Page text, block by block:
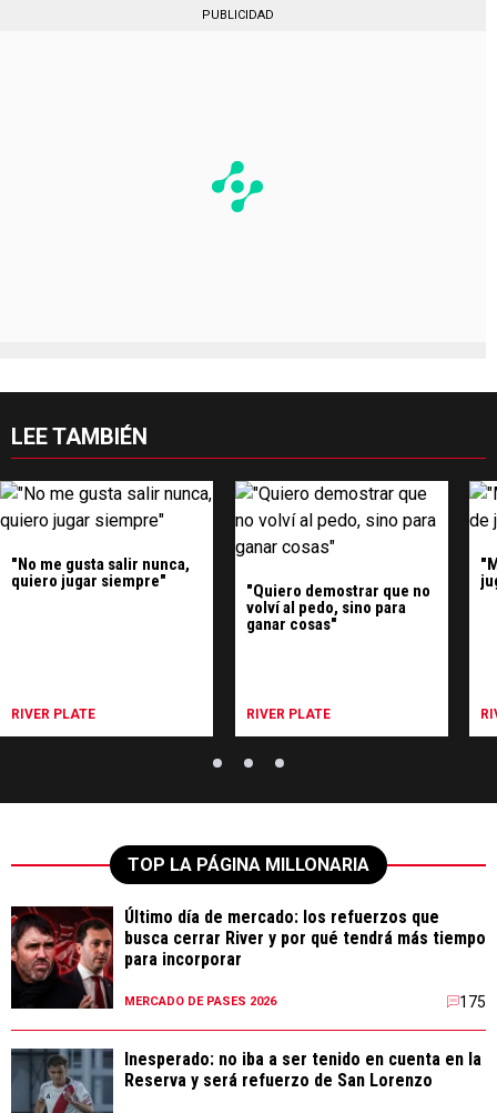
PUBLICIDAD
LEE TAMBIÉN
"No me gusta salir nunca,
quiero jugar siempre"
RIVER PLATE
"Quiero demostrar que no
volví al pedo, sino para
ganar cosas"
RIVER PLATE
TOP LA PÁGINA MILLONARIA
Último día de mercado: los refuerzos que
busca cerrar River y por qué tendrá más tiempo
para incorporar
MERCADO DE PASES 2026 175
Inesperado: no iba a ser tenido en cuenta en la
Reserva y será refuerzo de San Lorenzo